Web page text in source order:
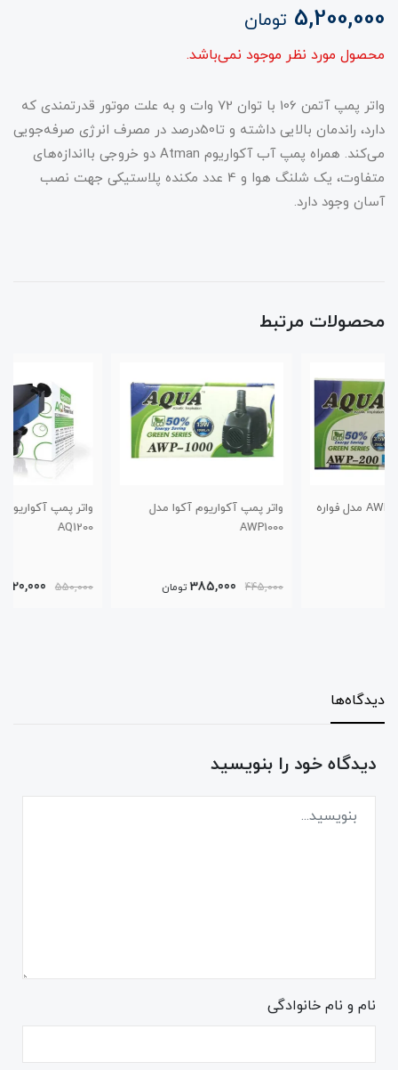
5,200,000 تومان
محصول مورد نظر موجود نمی‌باشد.
واتر پمپ آتمن 106 با توان 72 وات و به علت موتور قدرتمندی که
دارد، راندمان بالایی داشته و تا50درصد در مصرف انرژی صرفه‌جویی
می‌کند. همراه پمپ آب آکواریوم Atman دو خروجی بااندازه‌های
متفاوت، یک شلنگ هوا و 4 عدد مکنده پلاستیکی جهت نصب
آسان وجود دارد.
محصولات مرتبط
واتر پمپ آکواریوم آکوا مدل
385,000 تومان
واتر پمپ آکواریوم آکوا مدل
550,000 تومان
دیدگاه‌ها
دیدگاه خود را بنویسید
نام و نام خانوادگی